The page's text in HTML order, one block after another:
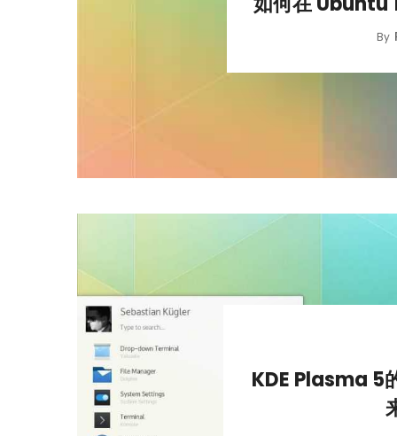
By
KDE Plasma 5